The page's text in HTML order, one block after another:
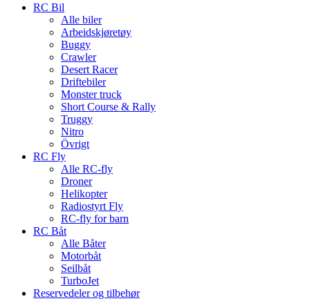
RC Bil
Alle biler
Arbeidskjøretøy
Buggy
Crawler
Desert Racer
Driftebiler
Monster truck
Short Course & Rally
Truggy
Nitro
Övrigt
RC Fly
Alle RC-fly
Droner
Helikopter
Radiostyrt Fly
RC-fly for barn
RC Båt
Alle Båter
Motorbåt
Seilbåt
TurboJet
Reservedeler og tilbehør